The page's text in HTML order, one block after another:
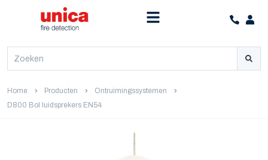
Home Producten
Ontruimingssystemen
D800 Bol luidsprekers EN54